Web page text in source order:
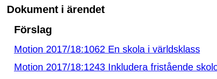
Dokument i ärendet
Förslag
Motion 2017/18:1062 En skola i världsklass
Motion 2017/18:1243 Inkludera fristående